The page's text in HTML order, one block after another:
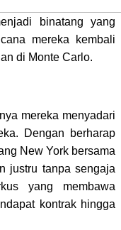
binatang yang
mereka kembali
di Monte Carlo.
mereka menyadari
Dengan berharap
New York bersama
justru tanpa sengaja
yang membawa
kontrak hingga